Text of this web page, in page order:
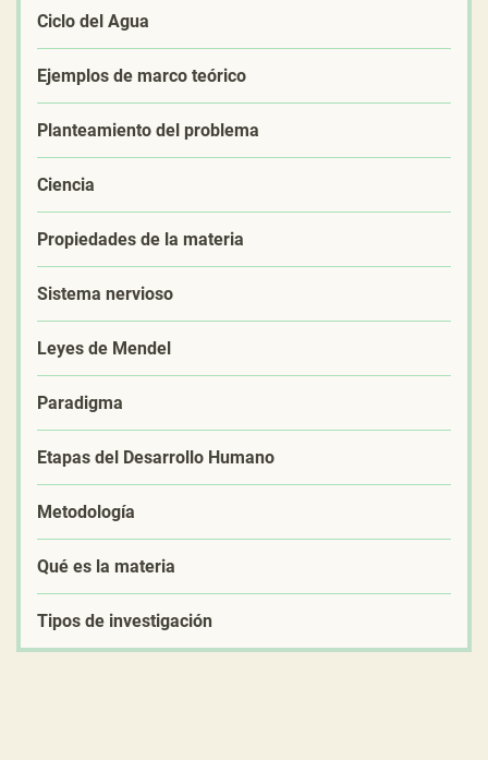
Ciclo del Agua
Ejemplos de marco teórico
Planteamiento del problema
Ciencia
Propiedades de la materia
Sistema nervioso
Leyes de Mendel
Paradigma
Etapas del Desarrollo Humano
Metodología
Qué es la materia
Tipos de investigación